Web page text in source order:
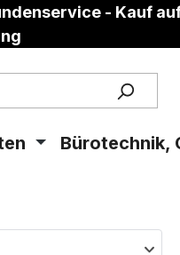
- Kauf
Bürotechnik,